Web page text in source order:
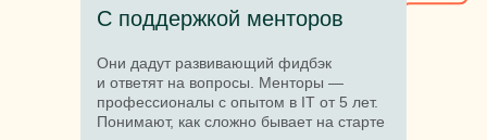
С поддержкой менторов
Они дадут развивающий фидбэк
и ответят на вопросы. Менторы —
профессионалы с опытом в IT от 5 лет.
Понимают, как сложно бывает на старте